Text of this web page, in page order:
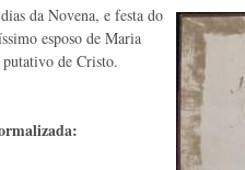
da Novena, e festa do
esposo de Maria
putativo de Cristo.